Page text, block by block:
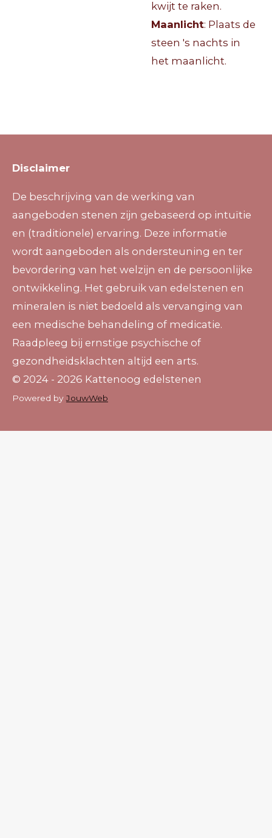
kwijt te raken.
Maanlicht: Plaats de
steen 's nachts in
het maanlicht.
Disclaimer
De beschrijving van de werking van
aangeboden stenen zijn gebaseerd op intuïtie
en (traditionele) ervaring. Deze informatie
wordt aangeboden als ondersteuning en ter
bevordering van het welzijn en de persoonlijke
ontwikkeling. Het gebruik van edelstenen en
mineralen is niet bedoeld als vervanging van
een medische behandeling of medicatie.
Raadpleeg bij ernstige psychische of
gezondheidsklachten altijd een arts.
© 2024 - 2026 Kattenoog edelstenen
Powered byJouwWeb